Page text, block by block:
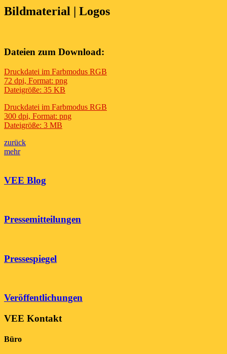
Bildmaterial | Logos
Dateien zum Download:
Druckdatei im Farbmodus RGB
72 dpi, Format: png
Dateigröße: 35 KB
Druckdatei im Farbmodus RGB
300 dpi, Format: png
Dateigröße: 3 MB
Beitragsnavigation
zurückzurück
mehrmehr
VEE Blog
Pressemitteilungen
Pressespiegel
Veröffentlichungen
VEE Kontakt
Büro